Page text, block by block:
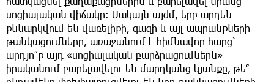
սոցիալական վիճակը։ Սակայն այժմ, երբ արդեն
քննարկվում են վառելիքի, գազի և այլ ապրանքների
թանկացումները, առաջանում է հիմնավոր հարց՝
արդյո՞ք այդ «սոցիալական բարձրացումներն»
իրականում բարելավելու են մարդկանց կյանքը, թե՞